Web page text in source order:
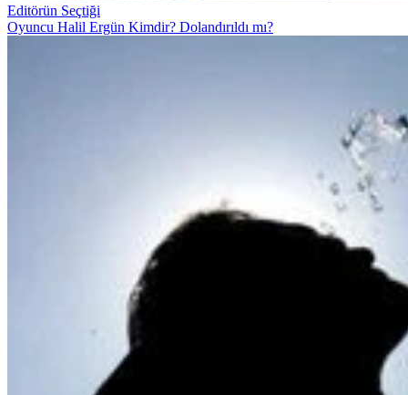
Editörün Seçtiği
Oyuncu Halil Ergün Kimdir? Dolandırıldı mı?